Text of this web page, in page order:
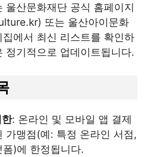
울산문화재단 공식 홈페이지
또는 울산아이문화
에서 최신 리스트를 확인하
정기적으로 업데이트됩니다.
: 온라인 및 모바일 앱 결제
가맹점(예: 특정 온라인 서점,
)에 한정됩니다.